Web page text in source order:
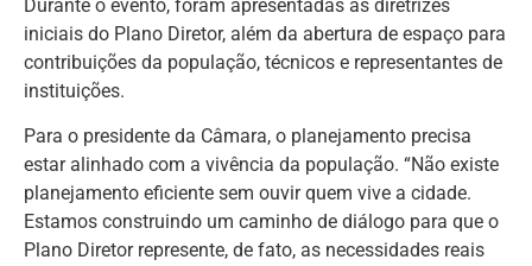
Durante o evento, foram apresentadas as diretrizes
iniciais do Plano Diretor, além da abertura de espaço para
contribuições da população, técnicos e representantes de
instituições.
Para o presidente da Câmara, o planejamento precisa
estar alinhado com a vivência da população. “Não existe
planejamento eficiente sem ouvir quem vive a cidade.
Estamos construindo um caminho de diálogo para que o
Plano Diretor represente, de fato, as necessidades reais